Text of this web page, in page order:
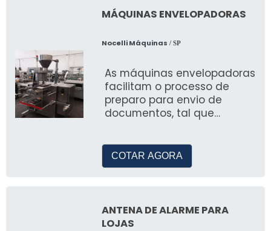
MÁQUINAS ENVELOPADORAS
Nocelli Máquinas / SP
As máquinas envelopadoras
facilitam o processo de
preparo para envio de
documentos, tal que
lateral, os modelos variam
em capa
COTAR AGORA
ANTENA DE ALARME PARA
LOJAS